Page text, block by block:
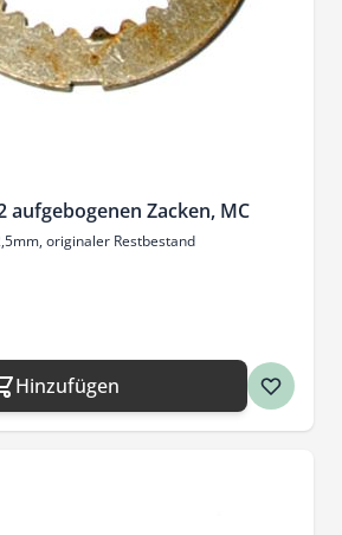
aufgebogenen Zacken, MC
originaler Restbestand
Hinzufügen